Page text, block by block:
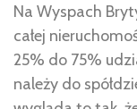
Na Wyspach
całej
25% do 75%
należy do